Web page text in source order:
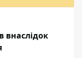
внаслідок